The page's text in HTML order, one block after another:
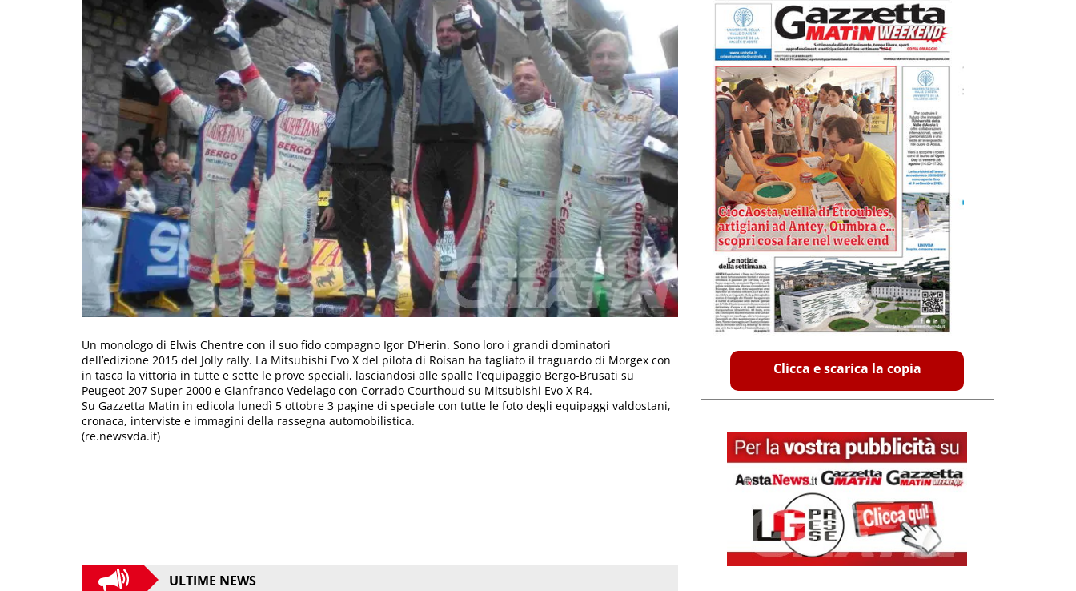
Un monologo di Elwis Chentre con il suo fido compagno Igor D’Herin. Sono loro i grandi dominatori
dell’edizione 2015 del Jolly rally. La Mitsubishi Evo X del pilota di Roisan ha tagliato il traguardo di Morgex con
in tasca la vittoria in tutte e sette le prove speciali, lasciandosi alle spalle l’equipaggio Bergo-Brusati su
Peugeot 207 Super 2000 e Gianfranco Vedelago con Corrado Courthoud su Mitsubishi Evo X R4.
Su Gazzetta Matin in edicola lunedì 5 ottobre 3 pagine di speciale con tutte le foto degli equipaggi valdostani,
cronaca, interviste e immagini della rassegna automobilistica.
(re.newsvda.it)
ULTIME NEWS
Clicca e scarica la copia